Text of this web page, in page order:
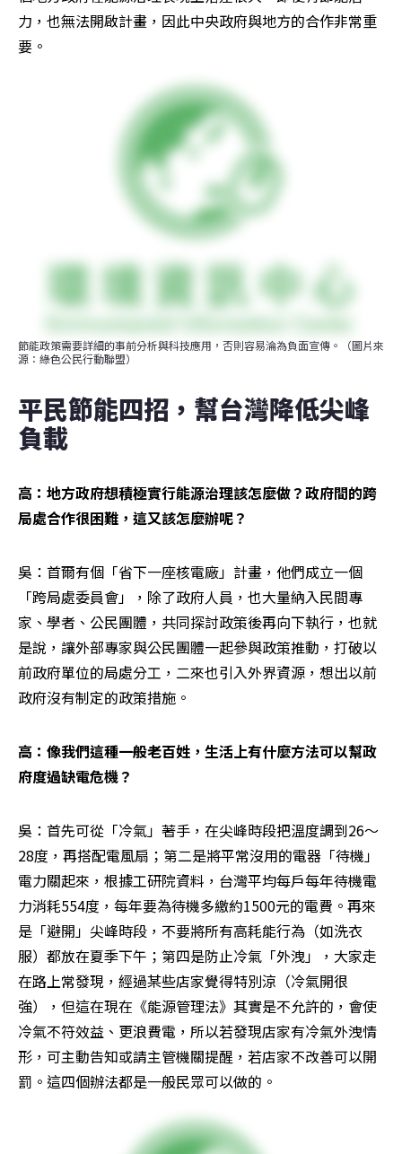
力，也無法開啟計畫，因此中央政府與地方的合作非常重
要。
節能政策需要詳細的事前分析與科技應用，否則容易淪為負面宣傳。（圖片來
源：綠色公民行動聯盟）
平民節能四招，幫台灣降低尖峰
負載
高：地方政府想積極實行能源治理該怎麼做？政府間的跨
局處合作很困難，這又該怎麼辦呢？
吳：首爾有個「省下一座核電廠」計畫，他們成立一個
「跨局處委員會」，除了政府人員，也大量納入民間專
家、學者、公民團體，共同探討政策後再向下執行，也就
是說，讓外部專家與公民團體一起參與政策推動，打破以
前政府單位的局處分工，二來也引入外界資源，想出以前
政府沒有制定的政策措施。
高：像我們這種一般老百姓，生活上有什麼方法可以幫政
府度過缺電危機？
吳：首先可從「冷氣」著手，在尖峰時段把溫度調到26～
28度，再搭配電風扇；第二是將平常沒用的電器「待機」
電力關起來，根據工研院資料，台灣平均每戶每年待機電
力消耗554度，每年要為待機多繳約1500元的電費。再來
是「避開」尖峰時段，不要將所有高耗能行為（如洗衣
服）都放在夏季下午；第四是防止冷氣「外洩」，大家走
在路上常發現，經過某些店家覺得特別涼（冷氣開很
強），但這在現在《能源管理法》其實是不允許的，會使
冷氣不符效益、更浪費電，所以若發現店家有冷氣外洩情
形，可主動告知或請主管機關提醒，若店家不改善可以開
罰。這四個辦法都是一般民眾可以做的。